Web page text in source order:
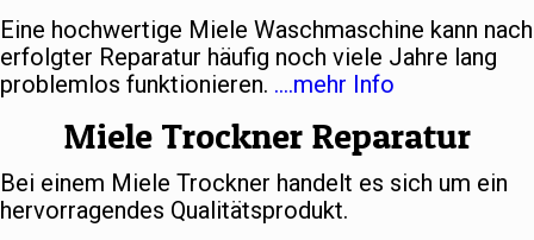
Eine hochwertige Miele Waschmaschine kann nach
erfolgter Reparatur häufig noch viele Jahre lang
problemlos funktionieren. ….mehr Info
Miele Trockner Reparatur
Bei einem Miele Trockner handelt es sich um ein
hervorragendes Qualitätsprodukt.